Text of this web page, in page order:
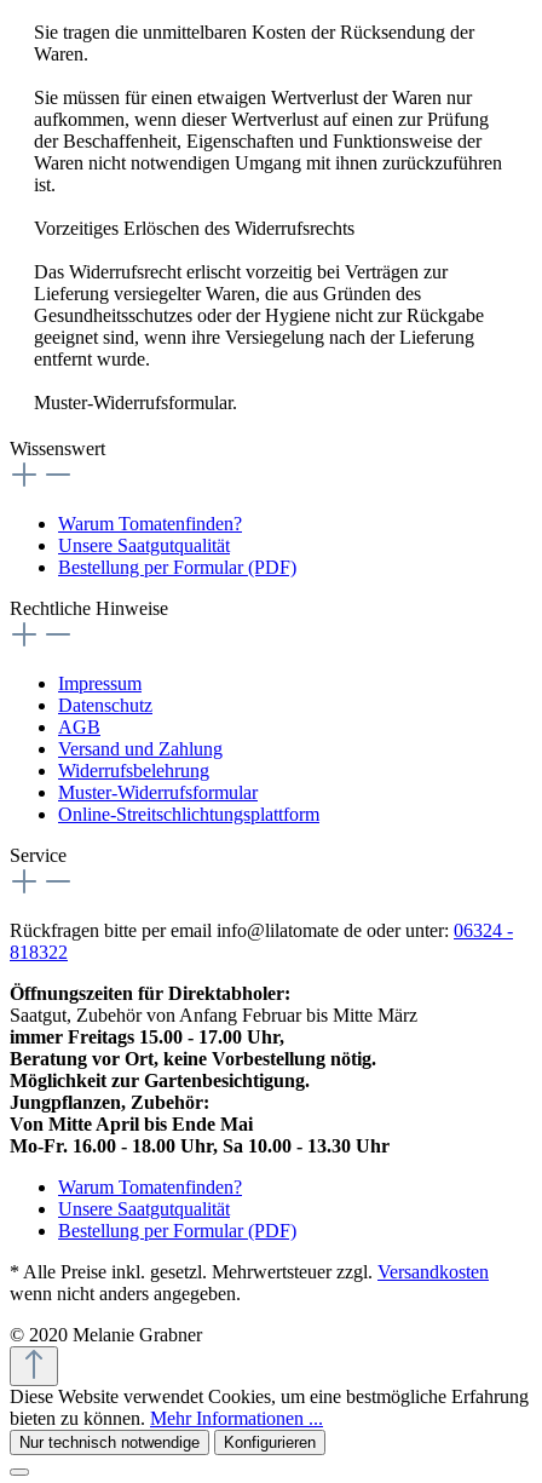
Sie tragen die unmittelbaren Kosten der Rücksendung der
Waren.
Sie müssen für einen etwaigen Wertverlust der Waren nur
aufkommen, wenn dieser Wertverlust auf einen zur Prüfung
der Beschaffenheit, Eigenschaften und Funktionsweise der
Waren nicht notwendigen Umgang mit ihnen zurückzuführen
ist.
Vorzeitiges Erlöschen des Widerrufsrechts
Das Widerrufsrecht erlischt vorzeitig bei Verträgen zur
Lieferung versiegelter Waren, die aus Gründen des
Gesundheitsschutzes oder der Hygiene nicht zur Rückgabe
geeignet sind, wenn ihre Versiegelung nach der Lieferung
entfernt wurde.
Muster-Widerrufsformular.
Wissenswert
Warum Tomatenfinden?
Unsere Saatgutqualität
Bestellung per Formular (PDF)
Rechtliche Hinweise
Impressum
Datenschutz
AGB
Versand und Zahlung
Widerrufsbelehrung
Muster-Widerrufsformular
Online-Streitschlichtungsplattform
Service
Rückfragen bitte per email info@lilatomate de oder unter: 06324 -
818322
Öffnungszeiten für Direktabholer:
Saatgut, Zubehör von Anfang Februar bis Mitte März
immer Freitags 15.00 - 17.00 Uhr,
Beratung vor Ort, keine Vorbestellung nötig.
Möglichkeit zur Gartenbesichtigung.
Jungpflanzen, Zubehör:
Von Mitte April bis Ende Mai
Mo-Fr. 16.00 - 18.00 Uhr, Sa 10.00 - 13.30 Uhr
Warum Tomatenfinden?
Unsere Saatgutqualität
Bestellung per Formular (PDF)
* Alle Preise inkl. gesetzl. Mehrwertsteuer zzgl. Versandkosten
wenn nicht anders angegeben.
© 2020 Melanie Grabner
Diese Website verwendet Cookies, um eine bestmögliche Erfahrung
bieten zu können. Mehr Informationen ...
Nur technisch notwendige Konfigurieren